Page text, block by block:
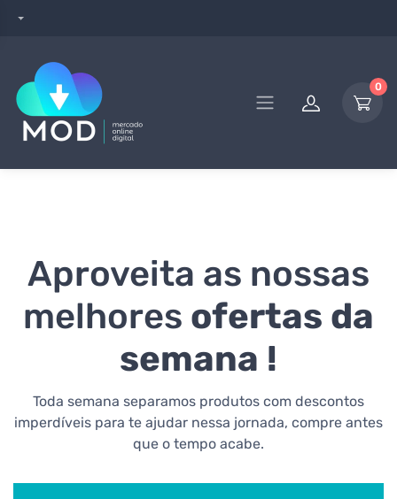
0
Aproveita as nossas
melhores ofertas da
semana !
Toda semana separamos produtos com descontos
imperdíveis para te ajudar nessa jornada, compre antes
que o tempo acabe.